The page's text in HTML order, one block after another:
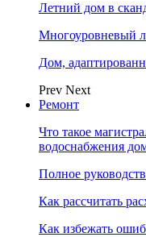
Летний дом в
Многоуровневый
Дом,
Prev Next
Ремонт
Что такое
водоснабжения
Полное
Как рассчитать
Как избежать